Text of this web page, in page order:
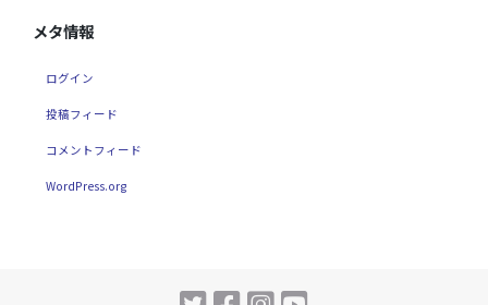
メタ情報
ログイン
投稿フィード
コメントフィード
WordPress.org